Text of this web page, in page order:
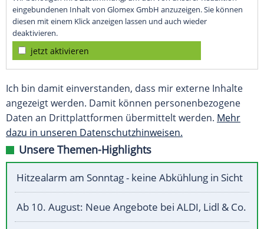
eingebundenen Inhalt von Glomex GmbH anzuzeigen. Sie können
diesen mit einem Klick anzeigen lassen und auch wieder
deaktivieren.
jetzt aktivieren
Ich bin damit einverstanden, dass mir externe Inhalte
angezeigt werden. Damit können personenbezogene
Daten an Drittplattformen übermittelt werden. Mehr
dazu in unseren Datenschutzhinweisen.
Unsere Themen-Highlights
Hitzealarm am Sonntag - keine Abkühlung in Sicht
Ab 10. August: Neue Angebote bei ALDI, Lidl & Co.